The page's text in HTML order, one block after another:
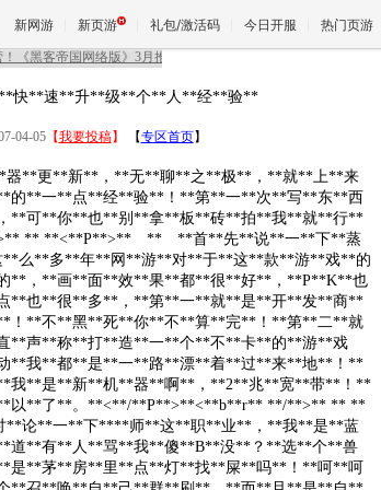
新网游 新页游 礼包/激活码 今日开服 热门页游
天堂
王权与自
快**速**升**级**个**人**经**验**
04-05【我要投稿】 【专区首页】
更**新**，**无**聊**之**极**，**就**上**来
**一**点**经**验**！**第**一**次**写**东**西
**可**你**也**别**拿**板**砖**拍**我**就**行**
** **<**P**>** ** **首**先**说**一**下**蒸
么**多**年**网**游**对**于**这**款**游**戏**的
**，**画**面**效**果**都**很**好**，**P**K**也
**也**很**多**，**第**一**就**是**开**发**商**
！**不**黑**死**你**不**算**完**！**第**二**就
**声**称**打**造**一**个**不**卡**的**游**戏
**我**都**是**一**路**漂**着**过**来**地**！**
我**是**新**机**器**啊**，**2**兆**宽**带**！**
以**了**。**<**/**P**>**<**b**r** **/**>** ** **
**一**下****师**这**职**业**，**我**是**蓝
**有**人**骂**我**傻**B**没**？**选**个**兽
**茅**房**里**点**灯**找**屎**吗**！**呵**呵